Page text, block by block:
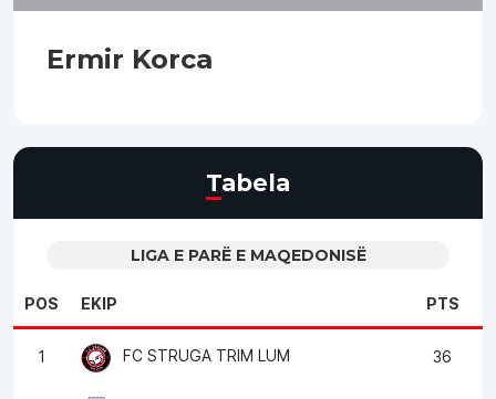
Ermir Korca
Tabela
LIGA E PARË E MAQEDONISË
POS EKIP PTS
1 FC STRUGA TRIM LUM 36